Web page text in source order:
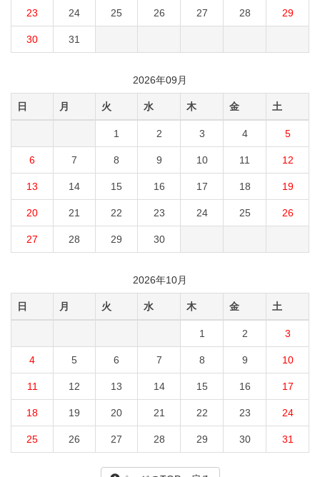
23 24 25 26 27 28 29
30 31
2026年09月
日 月 火 水 木 金 土
1 2 3 4 5
6 7 8 9 10 11 12
13 14 15 16 17 18 19
20 21 22 23 24 25 26
27 28 29 30
2026年10月
日 月 火 水 木 金 土
1 2 3
4 5 6 7 8 9 10
11 12 13 14 15 16 17
18 19 20 21 22 23 24
25 26 27 28 29 30 31